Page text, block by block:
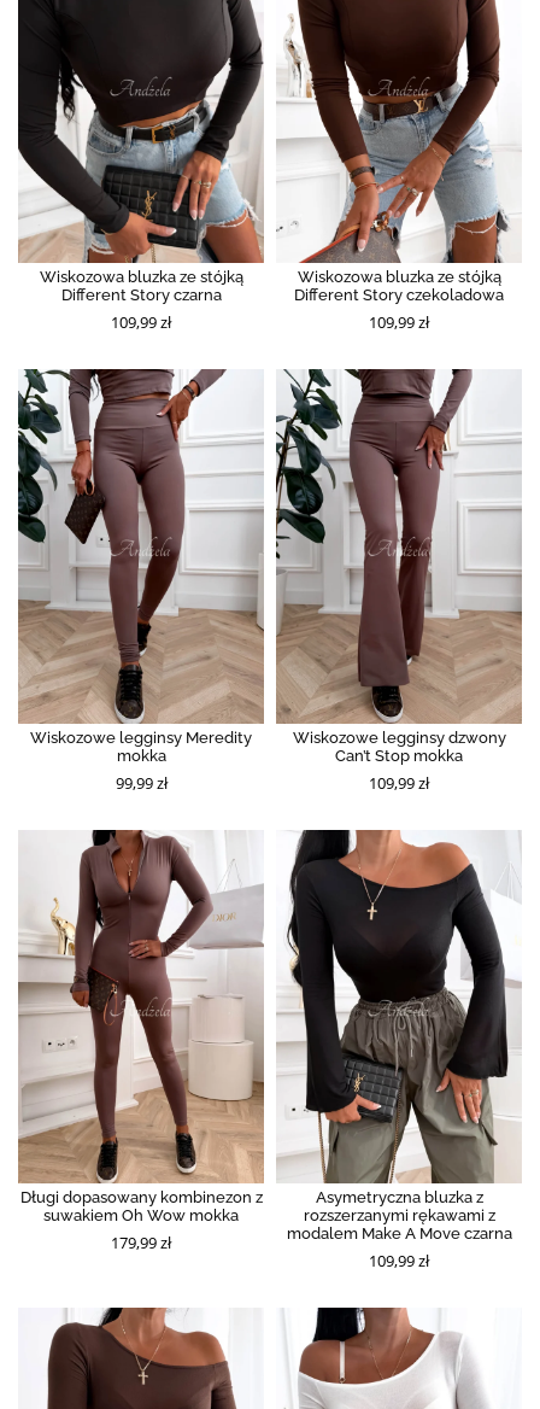
Wiskozowa bluzka ze stójką
Different Story czarna
109,99 zł
Wiskozowa bluzka ze stójką
Different Story czekoladowa
109,99 zł
Wiskozowe legginsy Meredity
mokka
99,99 zł
Wiskozowe legginsy dzwony
Can’t Stop mokka
109,99 zł
Długi dopasowany kombinezon z
suwakiem Oh Wow mokka
179,99 zł
Asymetryczna bluzka z
rozszerzanymi rękawami z
modalem Make A Move czarna
109,99 zł